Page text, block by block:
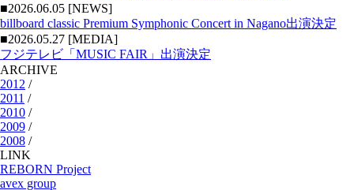
■2026.06.05 [NEWS]
billboard classic Premium Symphonic Concert in Nagano出演決定
■2026.05.27 [MEDIA]
フジテレビ「MUSIC FAIR」出演決定
ARCHIVE
2012 /
2011 /
2010 /
2009 /
2008 /
LINK
REBORN Project
avex group